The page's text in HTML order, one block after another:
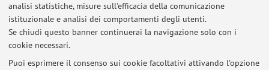
analisi statistiche, misure sull'efficacia della comunicazione
istituzionale e analisi dei comportamenti degli utenti.
Se chiudi questo banner continuerai la navigazione solo con i
cookie necessari.
Puoi esprimere il consenso sui cookie facoltativi attivando l'opzione
Dipartimento di Scienze Aziendali
Via Capo di Lucca 34, Bologna -
Vai alla mappa